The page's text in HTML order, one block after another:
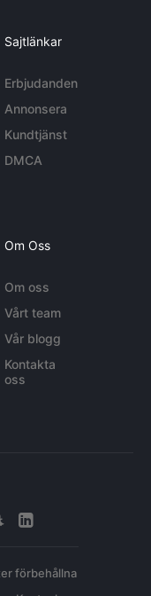
Sajtlänkar
Erbjudanden
Annonsera
Kundtjänst
DMCA
Om Oss
Om oss
Vårt team
Vår blogg
Kontakta
oss
förbehållna